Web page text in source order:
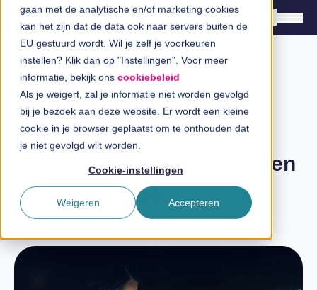
gaan met de analytische en/of marketing cookies
kan het zijn dat de data ook naar servers buiten de
EU gestuurd wordt. Wil je zelf je voorkeuren
instellen? Klik dan op "Instellingen". Voor meer
informatie, bekijk ons cookiebeleid
Als je weigert, zal je informatie niet worden gevolgd
bij je bezoek aan deze website. Er wordt een kleine
cookie in je browser geplaatst om te onthouden dat
je niet gevolgd wilt worden.
Cookie-instellingen
Accepteren
Weigeren
Oplossingen
Branches
InSpiratiecentrum
Direct in contact
Blog
Artificial intelligence - Je
Proof of Concept opschalen
naar productie